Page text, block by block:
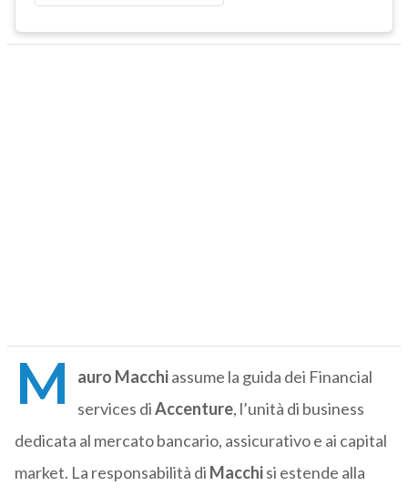
M auro Macchiassume la guida dei Financial
services diAccenture, l’unità di business
dedicata al mercato bancario, assicurativo e ai capital
market. La responsabilità di Macchisi estende alla